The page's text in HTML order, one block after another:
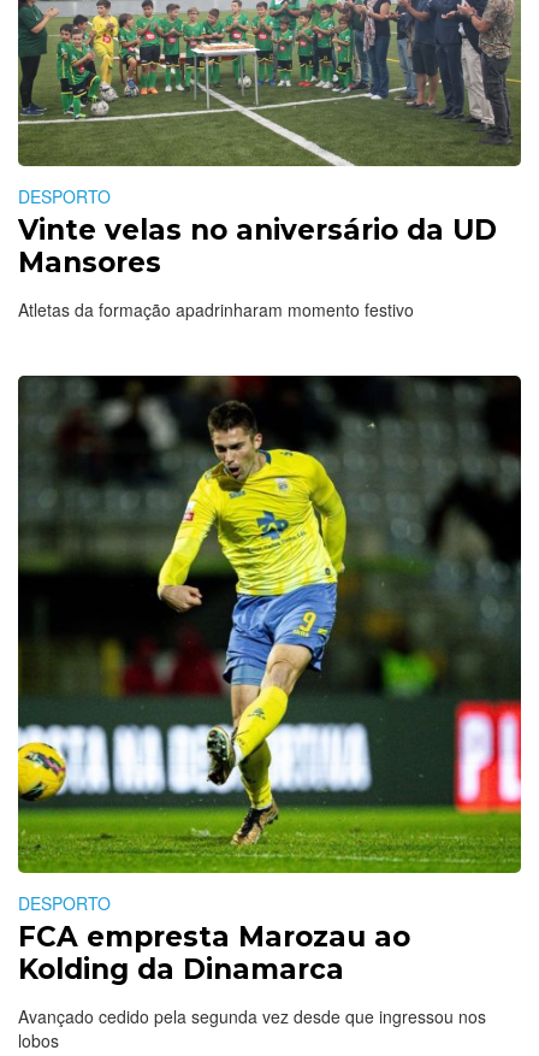
DESPORTO
Vinte velas no aniversário da UD
Mansores
Atletas da formação apadrinharam momento festivo
DESPORTO
FCA empresta Marozau ao
Kolding da Dinamarca
Avançado cedido pela segunda vez desde que ingressou nos
lobos